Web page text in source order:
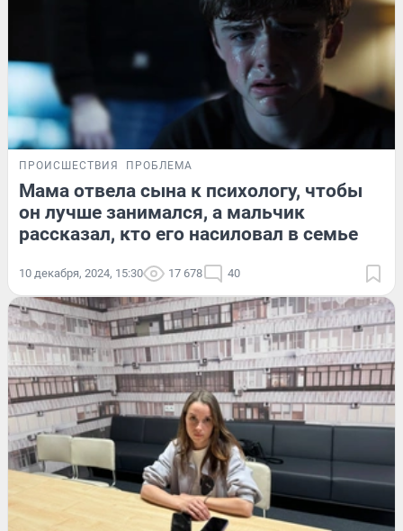
ПРОИСШЕСТВИЯ ПРОБЛЕМА
Мама отвела сына к психологу, чтобы
он лучше занимался, а мальчик
рассказал, кто его насиловал в семье
10 декабря, 2024, 15:30 17 678 40